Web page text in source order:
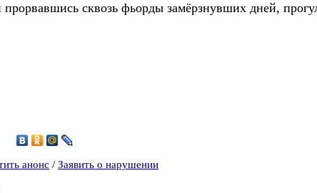
сквозь фьорды замёрзнувших дней,
анонс / Заявить о нарушении